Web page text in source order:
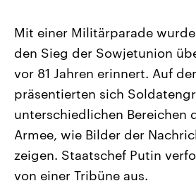
Landtagswahl Sachsen-Anhalt
2026
Alle Informationen
Sachsen-Anhalt wählt am 6.
September 2026 einen neuen
Landtag. Seit 2021 wird das
Bundesland von einer Koalition aus
Umfragen, Prognosen,
Wahlprogramme, aktuelle Berichte
und Hintergründe zu den Parteien
und Kandidaten der anstehenden
Wahl.
Sendungen Programm
Mit einer Militärparade
den Sieg der Sowjetunion
vor 81 Jahren erinnert. Auf
präsentierten sich
unterschiedlichen Bereichen
Armee, wie Bilder der
zeigen. Staatschef Putin
von einer Tribüne aus.